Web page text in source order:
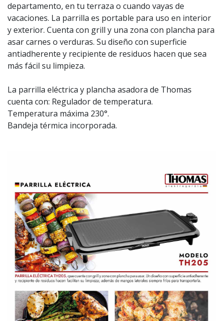
departamento, en tu terraza o cuando vayas de
vacaciones. La parrilla es portable para uso en interior
y exterior. Cuenta con grill y una zona con plancha para
asar carnes o verduras. Su diseño con superficie
antiadherente y recipiente de residuos hacen que sea
más fácil su limpieza.
La parrilla eléctrica y plancha asadora de Thomas
cuenta con: Regulador de temperatura.
Temperatura máxima 230°.
Bandeja térmica incorporada.